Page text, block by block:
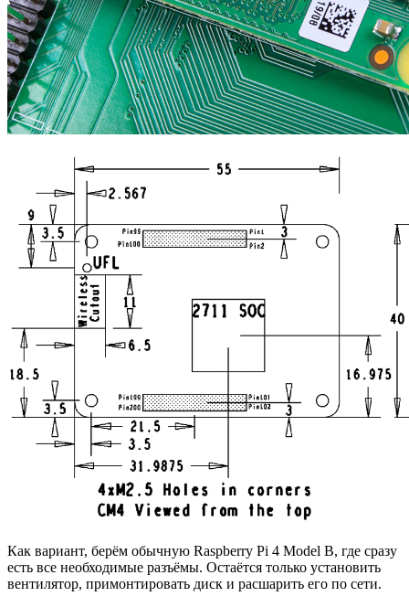
Как вариант, берём обычную Raspberry Pi 4 Model B, где сразу
есть все необходимые разъёмы. Остаётся только установить
вентилятор, примонтировать диск и расшарить его по сети.